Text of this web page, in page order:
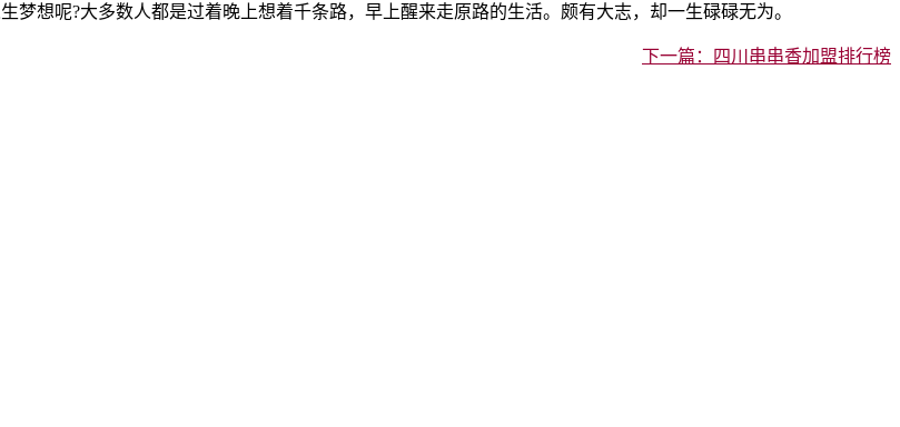
呢?大多数人都是过着晚上想着千条路，早上醒来走原路的生活。颇有大志，却一生碌碌无为。
下一篇：四川串串香加盟排行榜